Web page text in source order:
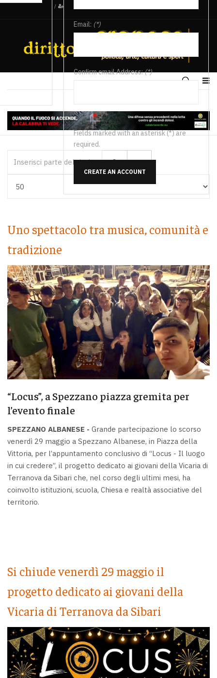
/
Email: (*)
Confirm email Address:(*)
Fields marked with an asterisk (*) are
required.
CREATE AN ACCOUNT
Uno spettacolo tra musica, comunità e
tradizione
“Locus”, a Spezzano piazza gremita per
l’evento finale
SPEZZANO ALBANESE - Grande partecipazione lo scorso
venerdì 29 maggio a Spezzano Albanese, in Piazza della
Vittoria, per l’appuntamento conclusivo di “Locus - Il luogo
in cui credere”, il progetto dedicato ai giovani della Vicaria di
Terranova da Sibari che, nel corso degli ultimi mesi, ha
coinvolto istituzioni, scuola, Chiesa e realtà associative del
territorio.
Si chiude venerdì 29 maggio il
progetto dedicato ai giovani della
Vicaria di Terranova da Sibari